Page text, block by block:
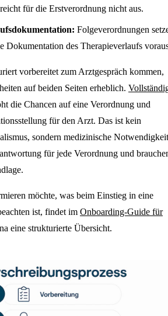
für die Erstverordnung nicht aus.
Folgeverordnungen
Dokumentation des Therapieverlaufs
vorbereitet zum Arztgespräch kommen,
auf beiden Seiten erheblich.
die Chancen auf eine Verordnung und
für den Arzt. Das ist kein
sondern medizinische
für jede Verordnung und
möchte, was beim Einstieg in eine
ist, findet im Onboarding-Guide für
eine strukturierte Übersicht.